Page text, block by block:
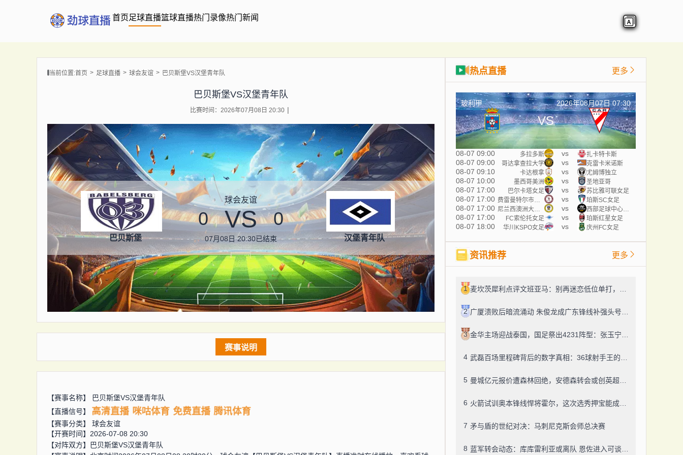
首页足球直播篮球直播热门录像热门新闻
当前位置:首页 足球直播 球会友谊 巴贝斯堡VS汉堡青年队
巴贝斯堡VS汉堡青年队
比赛时间：2026年07月08日 20:30
巴贝斯堡
球会友谊
0 VS 0
07月08日 20:30已结束 汉堡青年队
赛事说明
【赛事名称】
巴贝斯堡VS汉堡青年队
【直播信号】
高清直播 咪咕体育 免费直播 腾讯体育
【赛事分类】 球会友谊
【开赛时间】2026-07-08 20:30
【对阵双方】
巴贝斯堡VS汉堡青年队
热点直播 更多
玻利甲 2026年08月07日 07:30
VS
08-07 09:00 多拉多斯 vs 扎卡特卡斯
08-07 09:00 哥达拿查拉大学 vs 克雷卡米诺斯
08-07 09:10 卡达根拿 vs 尤姆博独立
08-07 10:00 墨西哥美洲 vs 圣地亚哥
08-07 17:00 巴尔卡塔女足 vs 苏比雅可联女足
08-07 17:00 vs 珀斯SC女足
08-07 17:00 vs 西部足球中心女足
08-07 17:00 FC索伦托女足 vs 珀斯红星女足
08-07 18:00 华川KSPO女足 vs 庆州FC女足
资讯推荐 更多
1
2
3
4
5
6
7 矛与盾的世纪对决：马刺尼克斯会师总决赛
8